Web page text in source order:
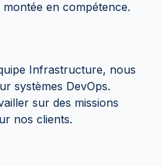
en compétence.
Infrastructure, nous
systèmes DevOps.
sur des missions
nos clients.